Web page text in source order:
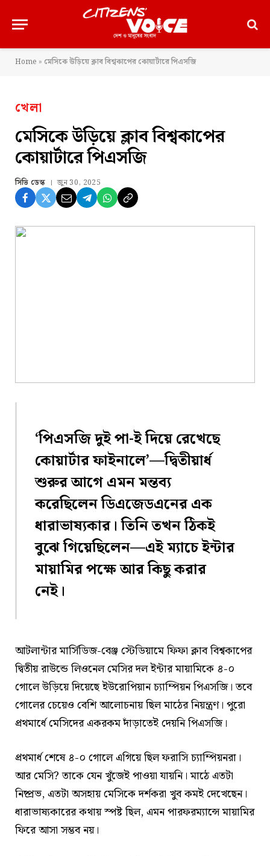
Home » মেসিকে উড়িয়ে ক্লাব বিশ্বকাপের কোয়ার্টারে পিএসজি
খেলা
মেসিকে উড়িয়ে ক্লাব বিশ্বকাপের
কোয়ার্টারে পিএসজি
সিভি ডেস্ক জুন 30, 2025
‘পিএসজি দুই পা-ই দিয়ে রেখেছে
কোয়ার্টার ফাইনালে’—দ্বিতীয়ার্ধ
শুরুর আগে এমন মন্তব্য
করেছিলেন ডিএজেডএনের এক
ধারাভাষ্যকার। তিনি তখন ঠিকই
বুঝে গিয়েছিলেন—এই ম্যাচে ইন্টার
মায়ামির পক্ষে আর কিছু করার
নেই।
আটলান্টার মার্সিডিজ-বেঞ্জ স্টেডিয়ামে ফিফা ক্লাব বিশ্বকাপের
দ্বিতীয় রাউন্ডে লিওনেল মেসির দল ইন্টার মায়ামিকে ৪-০
গোলে উড়িয়ে দিয়েছে ইউরোপিয়ান চ্যাম্পিয়ন পিএসজি। তবে
গোলের চেয়েও বেশি আলোচনায় ছিল মাঠের নিয়ন্ত্রণ। পুরো
প্রথমার্ধে মেসিদের একরকম দাঁড়াতেই দেয়নি পিএসজি।
প্রথমার্ধ শেষে ৪-০ গোলে এগিয়ে ছিল ফরাসি চ্যাম্পিয়নরা।
আর মেসি? তাকে যেন খুঁজেই পাওয়া যায়নি। মাঠে এতটা
নিষ্প্রভ, এতটা অসহায় মেসিকে দর্শকরা খুব কমই দেখেছেন।
ধারাভাষ্যকারের কথায় স্পষ্ট ছিল, এমন পারফরম্যান্সে মায়ামির
ফিরে আসা সম্ভব নয়।